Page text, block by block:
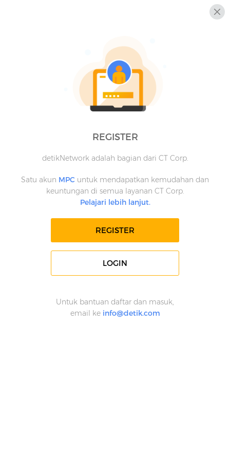
REGISTER
detikNetwork adalah bagian dari CT Corp.
Satu akun MPC untuk mendapatkan kemudahan dan
keuntungan di semua layanan CT Corp.
Pelajari lebih lanjut.
REGISTER
LOGIN
Untuk bantuan daftar dan masuk,
email ke info@detik.com